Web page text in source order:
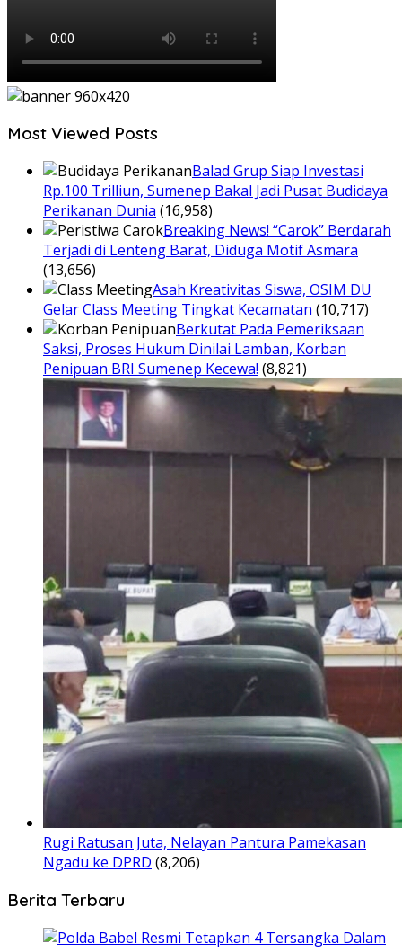
Most Viewed Posts
Balad Grup Siap Investasi
Rp.100 Trilliun, Sumenep Bakal Jadi Pusat Budidaya
Perikanan Dunia (16,958)
Breaking News! “Carok” Berdarah
Terjadi di Lenteng Barat, Diduga Motif Asmara
(13,656)
Asah Kreativitas Siswa, OSIM DU
Gelar Class Meeting Tingkat Kecamatan (10,717)
Berkutat Pada Pemeriksaan
Saksi, Proses Hukum Dinilai Lamban, Korban
Penipuan BRI Sumenep Kecewa! (8,821)
Rugi Ratusan Juta, Nelayan Pantura Pamekasan
Ngadu ke DPRD (8,206)
Berita Terbaru